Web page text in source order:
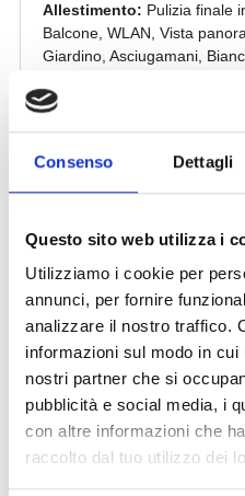
Consenso Dettagli
Questo sito web utilizza i
Utilizziamo i cookie per
annunci, per fornire
analizzare il nostro traffico.
informazioni sul modo in
nostri partner che si
pubblicità e social media, i
con altre informazioni che
raccolto dal tuo utilizzo dei